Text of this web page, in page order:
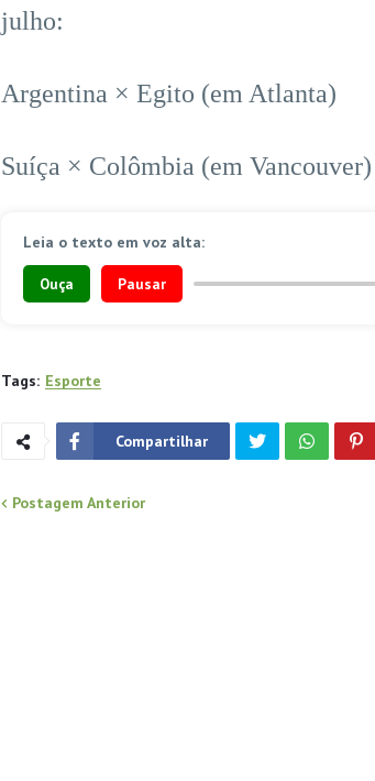
julho:
Argentina × Egito (em Atlanta)
Suíça × Colômbia (em Vancouver)
Leia o texto em voz alta:
Ouça Pausar
Tags: Esporte
Compartilhar
Postagem Anterior